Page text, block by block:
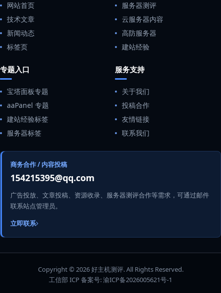
网站首页
技术文章
新闻动态
标签页
服务器测评
云服务器内容
高防服务器
建站经验
专题入口
宝塔面板专题
aaPanel 专题
建站经验标签
服务器标签
服务支持
关于我们
投稿合作
友情链接
联系我们
商务合作 / 内容投稿
154215395@qq.com
广告投放、文章投稿、资源收录、服务器测评合作等需求，可通过邮件
联系站点管理员。
立即联系
Copyright © 2026 好主机测评. All Rights Reserved.
工信部 ICP 备案号:渝ICP备2026005621号-1